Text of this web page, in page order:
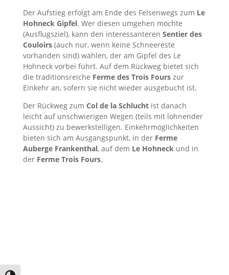
Der Aufstieg erfolgt am Ende des Felsenwegs zum Le
Hohneck Gipfel. Wer diesen umgehen möchte
(Ausflugsziel), kann den interessanteren Sentier des
Couloirs(auch nur, wenn keine Schneereste
vorhanden sind) wählen, der am Gipfel des Le
Hohneck vorbei führt. Auf dem Rückweg bietet sich
die traditionsreiche Ferme des Trois Fourszur
Einkehr an, sofern sie nicht wieder ausgebucht ist.
Der Rückweg zum Col de la Schluchtist danach
leicht auf unschwierigen Wegen (teils mit lohnender
Aussicht) zu bewerkstelligen. Einkehrmöglichkeiten
bieten sich am Ausgangspunkt, in der Ferme
Auberge Frankenthal, auf dem Le Hohneckund in
der Ferme Trois Fours.